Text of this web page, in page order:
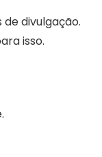
divulgação.
isso.